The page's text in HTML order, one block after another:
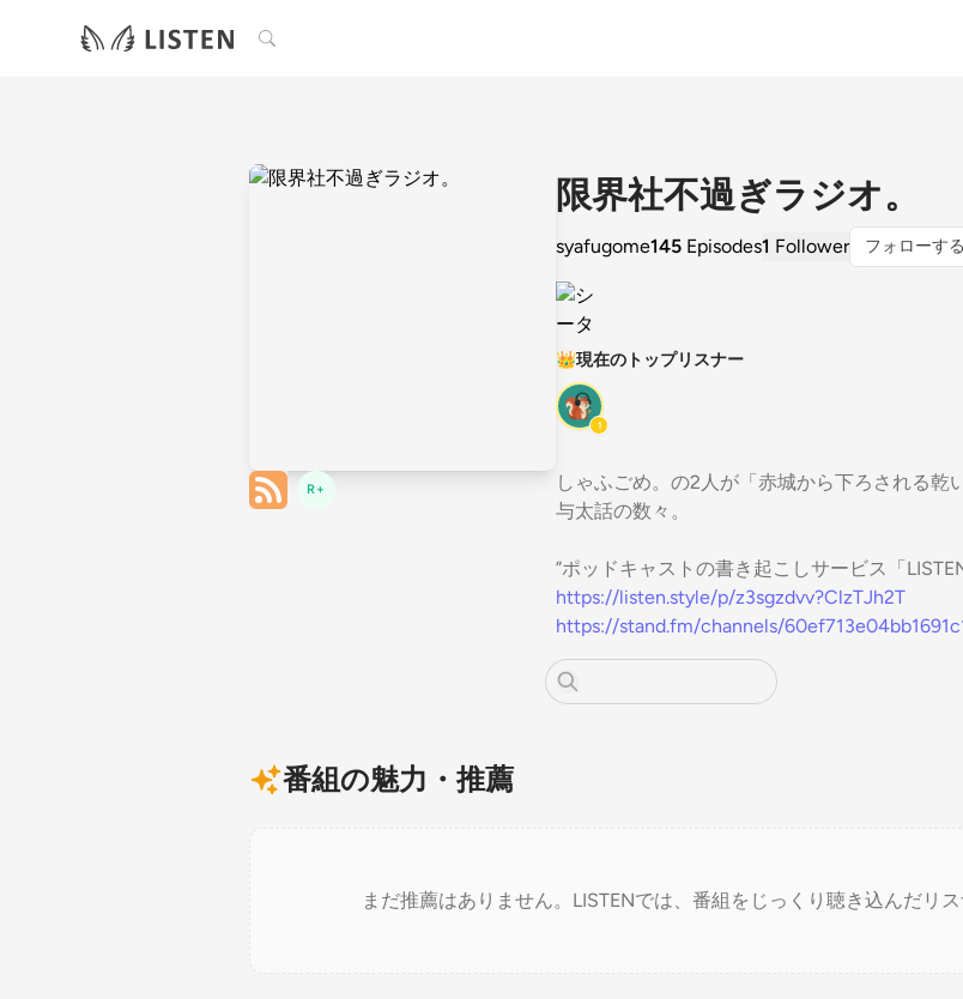
検索
R+
限界社不過ぎラジオ。
syafugome145 Episodes1 Follower フォローする
👑現在のトップリスナー
1
しゃふごめ。の2人が「赤城から下ろされる
与太話の数々。
”ポッドキャストの書き起こしサービス「
https://listen.style/p/z3sgzdvv?ClzTJh2T
https://stand.fm/channels/
番組の魅力・推薦
まだ推薦はありません。LISTENでは、番組をじっくり聴き込んだリ